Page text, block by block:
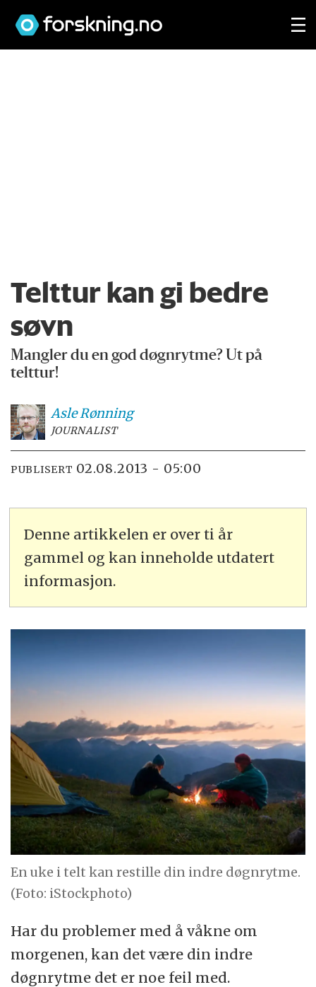
Telttur kan gi bedre
søvn
Mangler du en god døgnrytme? Ut på
telttur!
AsleRønning
JOURNALIST
PUBLISERT 02.08.2013 - 05:00
Denne artikkelen er over ti år
gammel og kan inneholde utdatert
informasjon.
En uke i telt kan restille din indre døgnrytme.
(Foto: iStockphoto)
Har du problemer med å våkne om
morgenen, kan det være din indre
døgnrytme det er noe feil med.